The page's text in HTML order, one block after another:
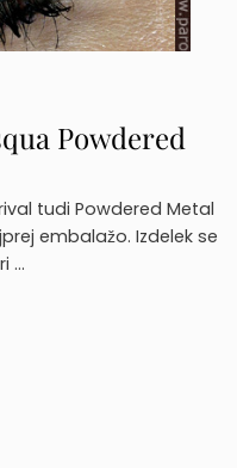
Powdered
tudi Powdered Metal
embalažo. Izdelek se
…